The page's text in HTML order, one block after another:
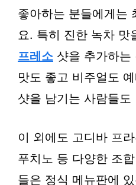
좋아하는 분들에게는
요. 특히 진한 녹차 맛
프레소 샷을 추가하는
맛도 좋고 비주얼도
샷을 남기는 사람들도
이 외에도 고디바 프
푸치노 등 다양한 조
들은 정식 메뉴판에